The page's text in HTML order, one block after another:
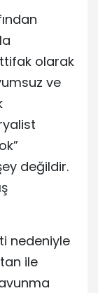
olarak
ve
değildir.
nedeniyle
ile